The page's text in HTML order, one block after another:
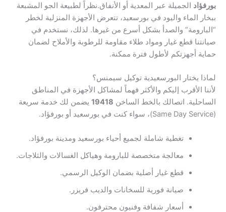
بورفؤاد الجميلة عبر المعدية أو الأنفاق.نظراً لطبيعة الجو المشبعة
ببخار الماء واليود في بورسعيد، تتعرض الأجهزة المنزلية لخطر
“البارومة” والصدأ بشكل أسرع من غيرها. لذلك، نستخدم في
صيانتنا قطع غيار ومواد طلاء مقاومة للرطوبة والأملاح لضمان
حماية أجهزتكم لأطول فترة ممكنة.
لماذا يختار البورسعيدية توكيل سيمنس؟
لأننا الأقرب إليكم والأكثر فهماً لمشاكل الأجهزة في المناطق
الساحلية. اتصالك بالخط الساخن 19418 يضمن لك خدمة سريعة
(Same Day Service)، سواء كنت في بورسعيد أو بورفؤاد.
تغطية شاملة لجميع أحياء بورسعيد ومدينة بورفؤاد.
معالجة متخصصة للبارومة وهياكل الغسالات والثلاجات.
قطع غيار أصلية بضمان الوكيل الرسمي.
صيانة فورية للسخانات والديب فريزر.
أسعار شفافة وفنيون محترفون.